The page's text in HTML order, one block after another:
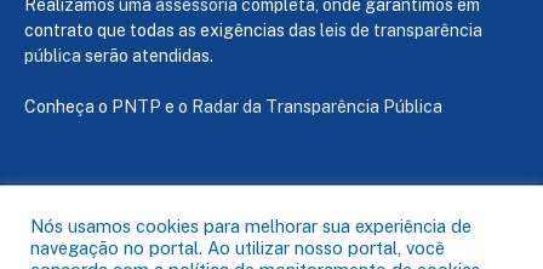
Realizamos uma assessoria completa, onde garantimos em
contrato que todas as exigências das leis de transparência
pública serão atendidas.
Conheça o PNTP e o Radar da Transparência Pública
Todos os direitos reservados a Câmara de Capanema
Nós usamos cookies para melhorar sua experiência de
navegação no portal. Ao utilizar nosso portal, você